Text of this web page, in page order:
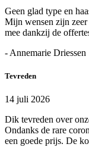
Geen glad type en
Mijn wensen zijn zeer
mee dankzij de
- Annemarie Driessen
Tevreden
14 juli 2026
Dik tevreden over
Ondanks de rare
een goede prijs. De